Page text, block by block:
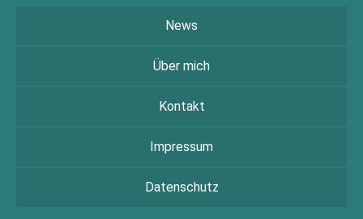
News
Über mich
Kontakt
Impressum
Datenschutz